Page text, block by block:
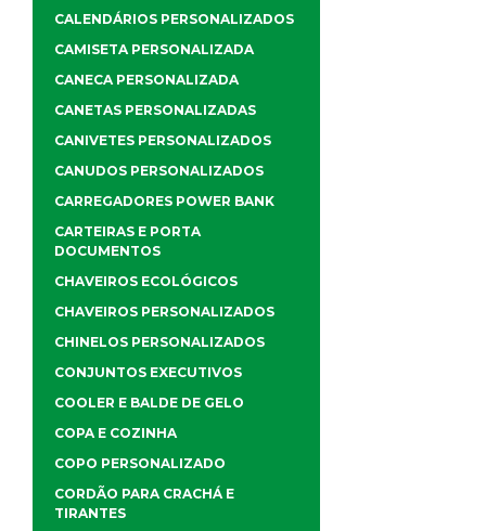
CALENDÁRIOS PERSONALIZADOS
CAMISETA PERSONALIZADA
CANECA PERSONALIZADA
CANETAS PERSONALIZADAS
CANIVETES PERSONALIZADOS
CANUDOS PERSONALIZADOS
CARREGADORES POWER BANK
CARTEIRAS E PORTA
DOCUMENTOS
CHAVEIROS ECOLÓGICOS
CHAVEIROS PERSONALIZADOS
CHINELOS PERSONALIZADOS
CONJUNTOS EXECUTIVOS
COOLER E BALDE DE GELO
COPA E COZINHA
COPO PERSONALIZADO
CORDÃO PARA CRACHÁ E
TIRANTES